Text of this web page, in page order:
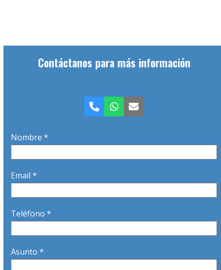
Contáctanos para más información
Teléfono
Whatsapp
Correo
electrónico
Nombre *
Email *
Teléfono *
Asunto *